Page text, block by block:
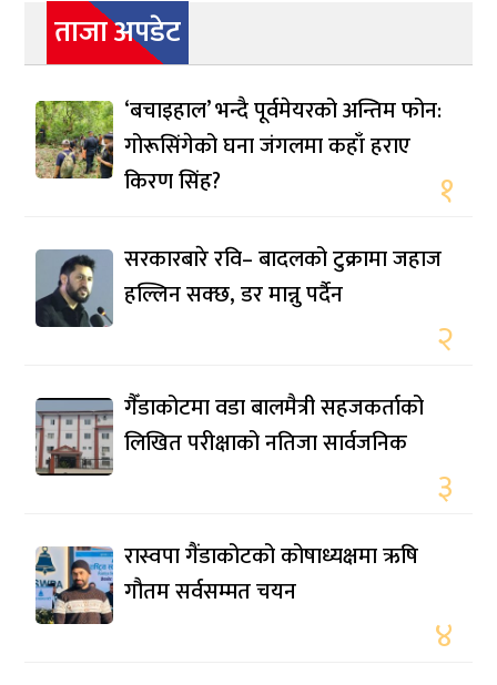
ताजा अपडेट
‘बचाइहाल’ भन्दै पूर्वमेयरको अन्तिम फोन:
गोरूसिंगेको घना जंगलमा कहाँ हराए
किरण सिंह?
१
सरकारबारे रवि– बादलको टुक्रामा जहाज
हल्लिन सक्छ, डर मान्नु पर्दैन
२
गैँडाकोटमा वडा बालमैत्री सहजकर्ताको
लिखित परीक्षाको नतिजा सार्वजनिक
३
रास्वपा गैंडाकोटको कोषाध्यक्षमा ऋषि
गौतम सर्वसम्मत चयन
४